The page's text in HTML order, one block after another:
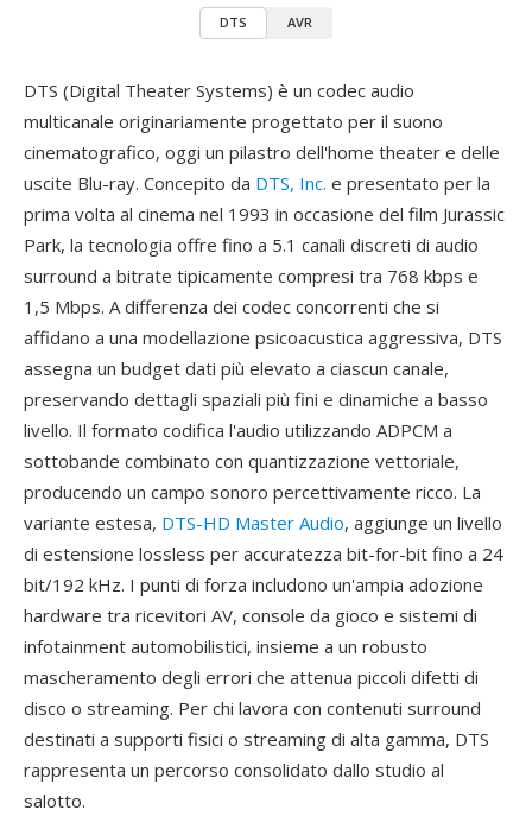
DTS AVR
DTS (Digital Theater Systems) è un codec audio
multicanale originariamente progettato per il suono
cinematografico, oggi un pilastro dell'home theater e delle
uscite Blu-ray. Concepito da DTS, Inc. e presentato per la
prima volta al cinema nel 1993 in occasione del film Jurassic
Park, la tecnologia offre fino a 5.1 canali discreti di audio
surround a bitrate tipicamente compresi tra 768 kbps e
1,5 Mbps. A differenza dei codec concorrenti che si
affidano a una modellazione psicoacustica aggressiva, DTS
assegna un budget dati più elevato a ciascun canale,
preservando dettagli spaziali più fini e dinamiche a basso
livello. Il formato codifica l'audio utilizzando ADPCM a
sottobande combinato con quantizzazione vettoriale,
producendo un campo sonoro percettivamente ricco. La
variante estesa, DTS-HD Master Audio, aggiunge un livello
di estensione lossless per accuratezza bit-for-bit fino a 24
bit/192 kHz. I punti di forza includono un'ampia adozione
hardware tra ricevitori AV, console da gioco e sistemi di
infotainment automobilistici, insieme a un robusto
mascheramento degli errori che attenua piccoli difetti di
disco o streaming. Per chi lavora con contenuti surround
destinati a supporti fisici o streaming di alta gamma, DTS
rappresenta un percorso consolidato dallo studio al
salotto.